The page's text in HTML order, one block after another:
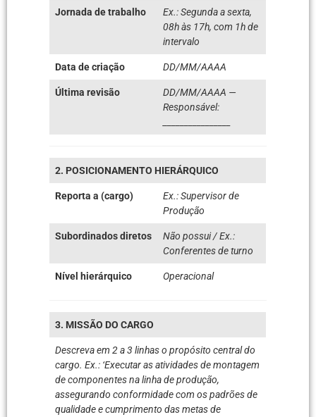
Jornada de trabalho
Ex.: Segunda a sexta,
08h às 17h, com 1h de
intervalo
Data de criação DD/MM/AAAA
Última revisão
DD/MM/AAAA —
Responsável:
________________
2. POSICIONAMENTO HIERÁRQUICO
Reporta a (cargo)
Ex.: Supervisor de
Produção
Subordinados diretos
Não possui / Ex.:
Conferentes de turno
Nível hierárquico Operacional
3. MISSÃO DO CARGO
Descreva em 2 a 3 linhas o propósito central do
cargo. Ex.: ‘Executar as atividades de montagem
de componentes na linha de produção,
assegurando conformidade com os padrões de
qualidade e cumprimento das metas de